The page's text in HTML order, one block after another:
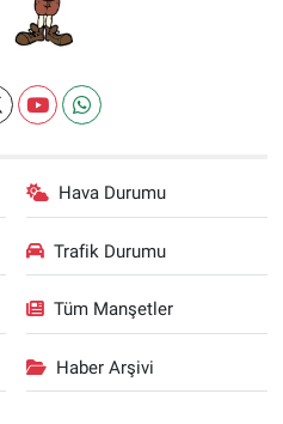
Hava Durumu
Trafik Durumu
Tüm Manşetler
Haber Arşivi